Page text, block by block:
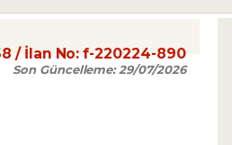
/ İlan No:f-220224-890
Son Güncelleme:29/07/2026